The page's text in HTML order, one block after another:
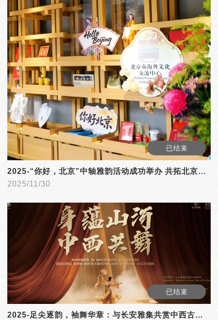
已结束
2025-“你好，北京”中轴雅韵活动成功举办 共拓北京入境旅游发展新篇
2025/11/30
已结束
2025-足尖逐韵，袖舞华章：与长安雅集共赏中西古典舞之美